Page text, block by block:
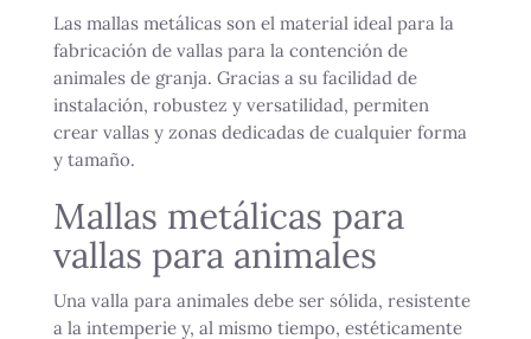
Las mallas metálicas son el material ideal para la
fabricación de vallas para la contención de
animales de granja. Gracias a su facilidad de
instalación, robustez y versatilidad, permiten
crear vallas y zonas dedicadas de cualquier forma
y tamaño.
Mallas metálicas para
vallas para animales
Una valla para animales debe ser sólida, resistente
a la intemperie y, al mismo tiempo, estéticamente